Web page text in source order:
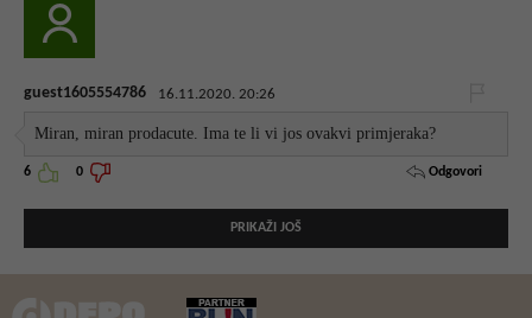
guest1605554786 16.11.2020. 20:26
Miran, miran prodacute. Ima te li vi jos ovakvi primjeraka?
6 0 Odgovori
PRIKAŽI JOŠ